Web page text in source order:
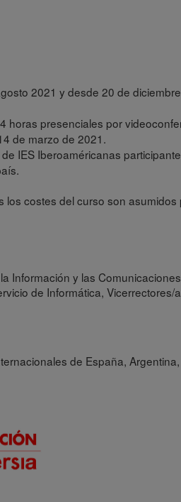
2021 y desde 20 de
horas presenciales por
de marzo de 2021.
IES Iberoaméricanas
los costes del curso son asumidos
Información y las
de Informática,
de España,